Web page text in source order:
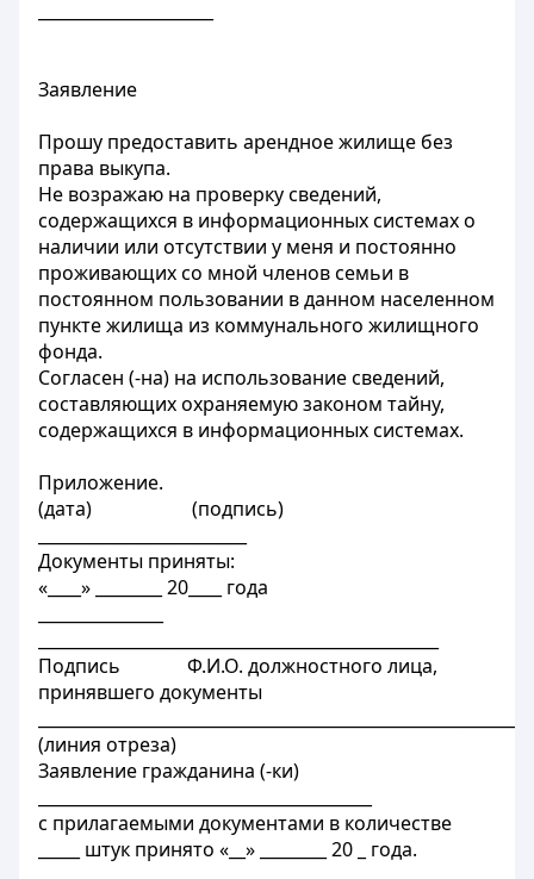
Заявление
Прошу предоставить арендное жилище без
права выкупа.
Не возражаю на проверку сведений,
содержащихся в информационных системах о
наличии или отсутствии у меня и постоянно
проживающих со мной членов семьи в
постоянном пользовании в данном населенном
пункте жилища из коммунального жилищного
фонда.
Согласен (-на) на использование сведений,
составляющих охраняемую законом тайну,
содержащихся в информационных системах.
Приложение.
(дата) (подпись)
Документы приняты:
«____» ________ 20____ года
Подпись Ф.И.О. должностного лица,
принявшего документы
(линия отреза)
Заявление гражданина (-ки)
с прилагаемыми документами в количестве
_____ штук принято «__» ________ 20 _ года.